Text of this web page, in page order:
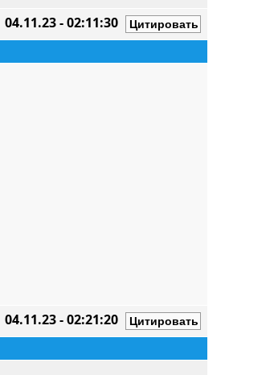
04.11.23 - 02:11:30
04.11.23 - 02:21:20